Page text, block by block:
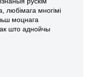
любімага многімі
моцнага
што аднойчы